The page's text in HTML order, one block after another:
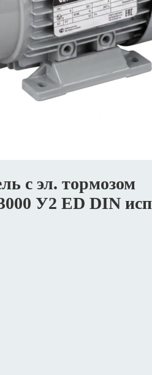
с эл. тормозом
У2 ED DIN исп